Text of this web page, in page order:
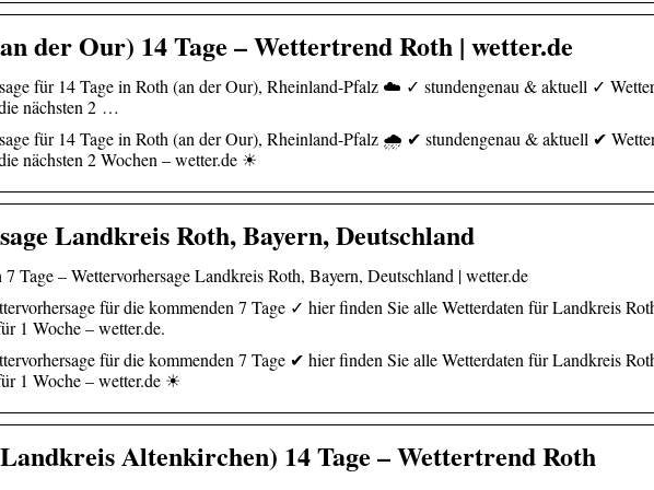
der Our) 14 Tage – Wettertrend Roth | wetter.de
für 14 Tage in Roth (an der Our), Rheinland-Pfalz ☁️ ✓ stundengenau & aktuell ✓ Wetter
nächsten 2 …
für 14 Tage in Roth (an der Our), Rheinland-Pfalz 🌧️ ✔ stundengenau & aktuell ✔
nächsten 2 Wochen – wetter.de ☀
Landkreis Roth, Bayern, Deutschland
Tage – Wettervorhersage Landkreis Roth, Bayern, Deutschland | wetter.de
für die kommenden 7 Tage ✓ hier finden Sie alle Wetterdaten für Landkreis
1 Woche – wetter.de.
für die kommenden 7 Tage ✔ hier finden Sie alle Wetterdaten für Landkreis
1 Woche – wetter.de ☀
Altenkirchen) 14 Tage – Wettertrend Roth